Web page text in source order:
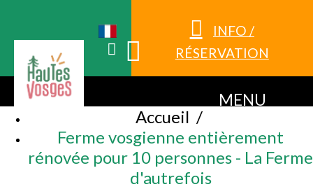
INFO /
RÉSERVATION
MENU
Accueil /
Ferme vosgienne entièrement
rénovée pour 10 personnes - La Ferme
d'autrefois